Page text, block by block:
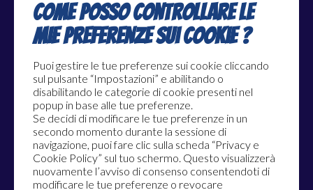
Come posso controllare le
mie preferenze sui cookie ?
Puoi gestire le tue preferenze sui cookie cliccando
sul pulsante “Impostazioni” e abilitando o
disabilitando le categorie di cookie presenti nel
popup in base alle tue preferenze.
Se decidi di modificare le tue preferenze in un
secondo momento durante la sessione di
navigazione, puoi fare clic sulla scheda “Privacy e
Cookie Policy” sul tuo schermo. Questo visualizzerà
nuovamente l’avviso di consenso consentendoti di
modificare le tue preferenze o revocare